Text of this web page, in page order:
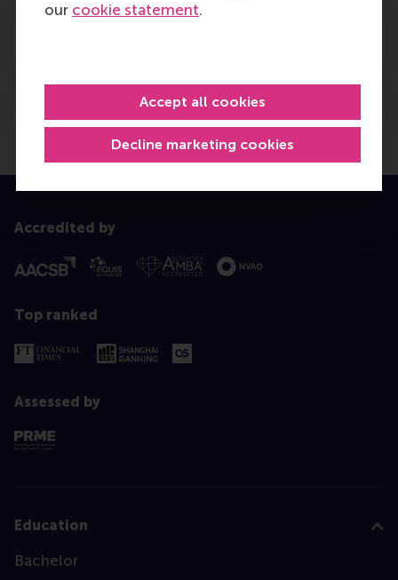
our cookie statement.
Decline marketing cookies
Accept all cookies
Kan ik een vak uit mijn Bachelor
Waar kan ik het Examenreglement vinden?
Accredited by
Top ranked
Assessed by
Education
Bachelor